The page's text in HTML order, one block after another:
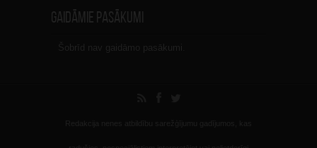
Gaidāmie pasākumi
Šobrīd nav gaidāmo pasākumi.
Redakcija nenes atbildību sarežģījumu gadījumos, kas